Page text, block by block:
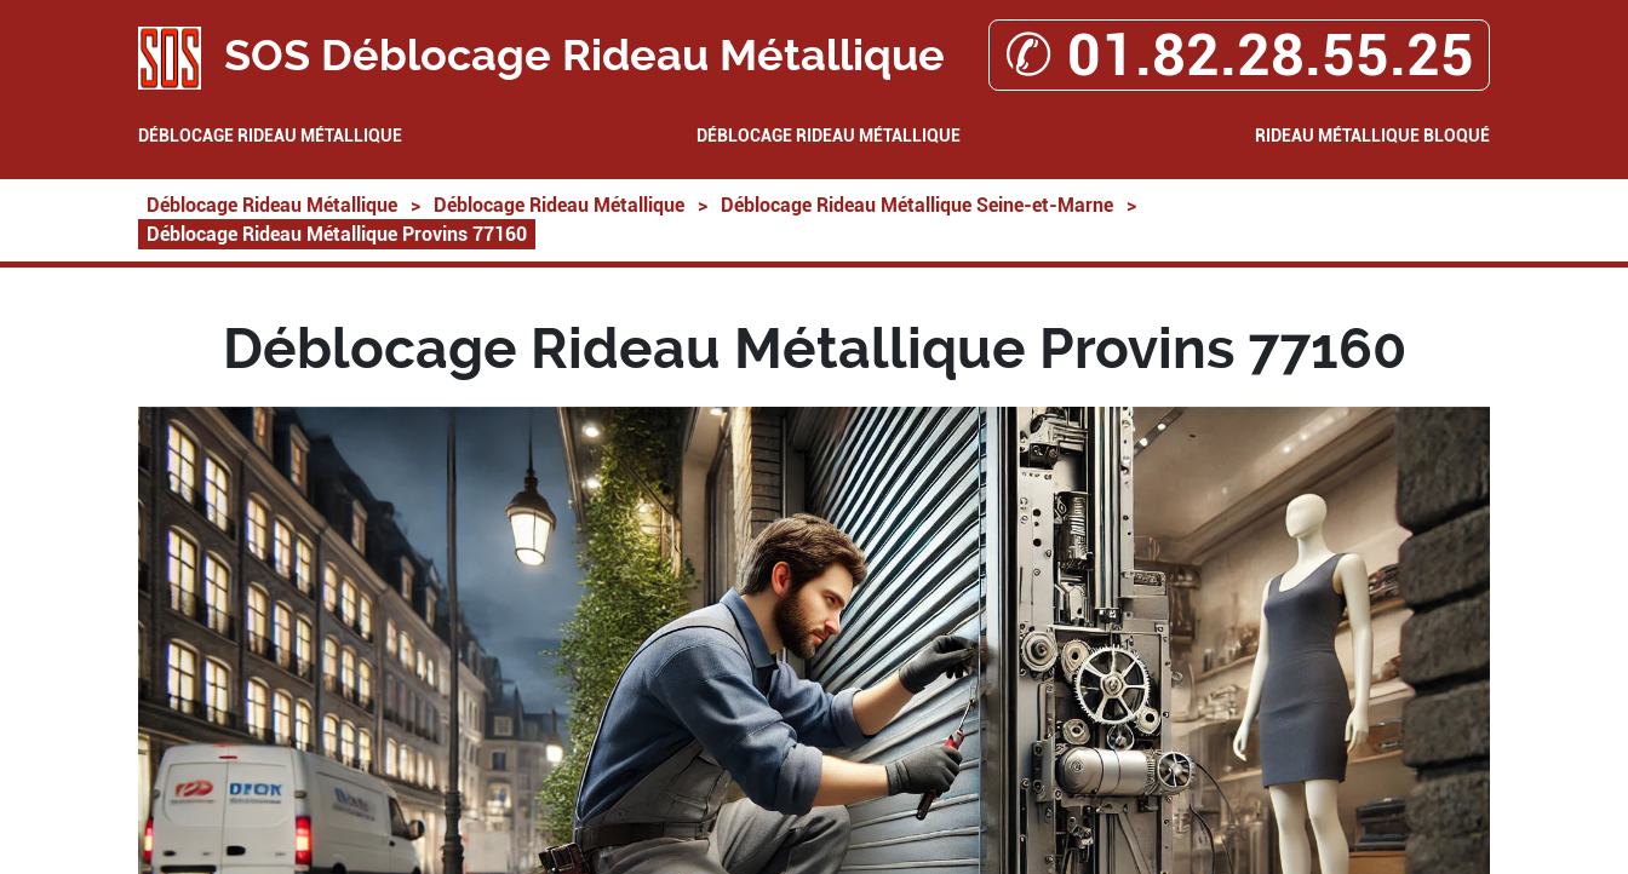
SOS Déblocage Rideau Métallique ✆ 01.82.28.55.25
DÉBLOCAGE RIDEAU MÉTALLIQUE DÉBLOCAGE RIDEAU MÉTALLIQUE RIDEAU MÉTALLIQUE BLOQUÉ
Déblocage Rideau Métallique > Déblocage Rideau Métallique > Déblocage Rideau Métallique Seine-et-Marne
>
Déblocage Rideau Métallique Provins 77160
Déblocage Rideau Métallique Provins 77160